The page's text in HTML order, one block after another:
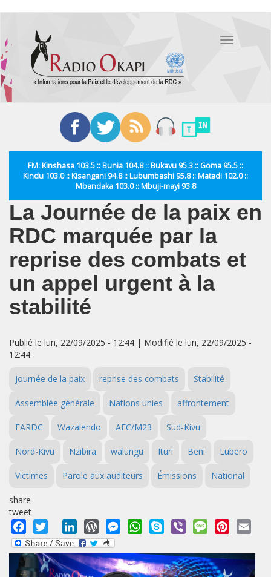
contenu
principal
Toggle
FM: Kinshasa 103.5 :: Bunia 104.8 :: Bukavu 95.3 :: Goma 95.5 ::
Kindu 103.0 :: Kisangani 94.8 :: Lubumbashi 95.8 :: Matadi 102.0 ::
Mbandaka 103.0 :: Mbuji-mayi 93.8
La Journée de la paix en
RDC marquée par la
reprise des combats et
un appel urgent à la
stabilité
Publié le lun, 22/09/2025 - 12:44 | Modifié le lun, 22/09/2025 -
12:44
Journée de la paix reprise des combats Stabilité
Assemblée générale Nations unies affrontement
FARDC Wazalendo AFC/M23 Sud-Kivu
Nord-Kivu Nzibira walungu Ituri Beni Lubero
Victimes Parole aux auditeurs Émissions National
share
tweet
Facebook
Twitter LinkedInWordPressMessengerWhatsApp
Skype Viber MessagePinterest